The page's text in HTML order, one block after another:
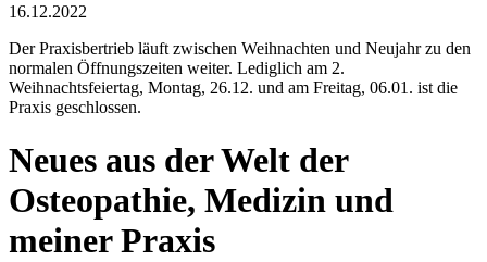
16.12.2022
Der Praxisbertrieb läuft zwischen Weihnachten und Neujahr zu den
normalen Öffnungszeiten weiter. Lediglich am 2.
Weihnachtsfeiertag, Montag, 26.12. und am Freitag, 06.01. ist die
Praxis geschlossen.
Neues aus der Welt der
Osteopathie, Medizin und
meiner Praxis